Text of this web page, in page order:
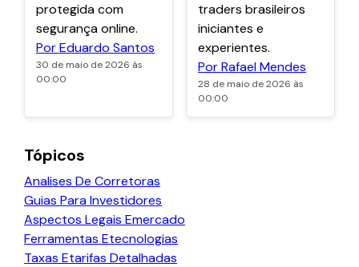
protegida com
segurança online.
Por Eduardo Santos
30 de maio de 2026 às
00:00
traders brasileiros
iniciantes e
experientes.
Por Rafael Mendes
28 de maio de 2026 às
00:00
Tópicos
Analises De Corretoras
Guias Para Investidores
Aspectos Legais Emercado
Ferramentas Etecnologias
Taxas Etarifas Detalhadas